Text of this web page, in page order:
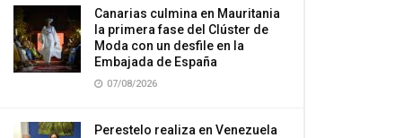
Canarias culmina en Mauritania
la primera fase del Clúster de
Moda con un desfile en la
Embajada de España
07/08/2026
Perestelo realiza en Venezuela